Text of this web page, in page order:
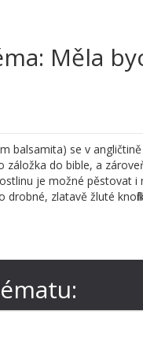
Měla
balsamita) se v
záložka do bible, a
je možné pěstovat
drobné, zlatavě žluté